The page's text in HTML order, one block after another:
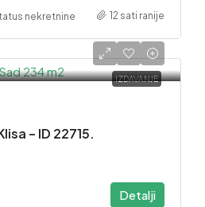
nekretnine 12 sati ranije
IZDAVANJE
– ID 22715.
Detalji